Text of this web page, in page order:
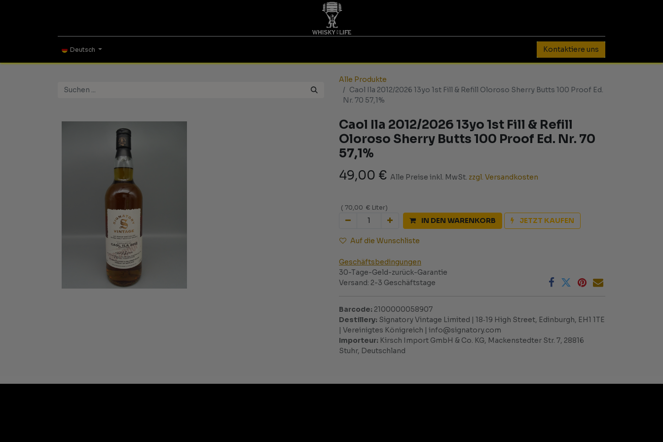
Deutsch Kontaktiere uns
Alle Produkte
Caol Ila 2012/2026 13yo 1st Fill & Refill Oloroso Sherry Butts 100 Proof Ed.
Nr. 70 57,1%
Caol Ila 2012/2026 13yo 1st Fill & Refill
Oloroso Sherry Butts 100 Proof Ed. Nr. 70
57,1%
49,00 € Alle Preise inkl. MwSt. zzgl. Versandkosten
( 70,00 € Liter)
IN DEN WARENKORB JETZT KAUFEN
Auf die Wunschliste
Geschäftsbedingungen
30-Tage-Geld-zurück-Garantie
Versand: 2-3 Geschäftstage
Barcode: 2100000058907
Destillery: Signatory Vintage Limited | 18‑19 High Street, Edinburgh, EH1 1TE
| Vereinigtes Königreich | info@signatory.com
Importeur: Kirsch Import GmbH & Co. KG, Mackenstedter Str. 7, 28816
Stuhr, Deutschland